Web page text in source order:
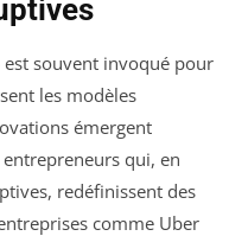
est souvent invoqué pour
les modèles
émergent
qui, en
redéfinissent des
comme Uber